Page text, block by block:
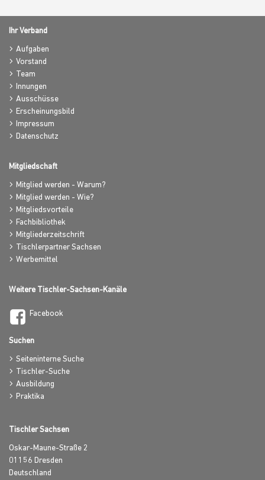
Ihr Verband
Aufgaben
Vorstand
Team
Innungen
Ausschüsse
Erscheinungsbild
Impressum
Datenschutz
Mitgliedschaft
Mitglied werden - Warum?
Mitglied werden - Wie?
Mitgliedsvorteile
Fachbibliothek
Mitgliederzeitschrift
Tischlerpartner Sachsen
Werbemittel
Weitere Tischler-Sachsen-Kanäle
Facebook
Suchen
Seiteninterne Suche
Tischler-Suche
Ausbildung
Praktika
Tischler Sachsen
Oskar-Maune-Straße 2
01156 Dresden
Deutschland